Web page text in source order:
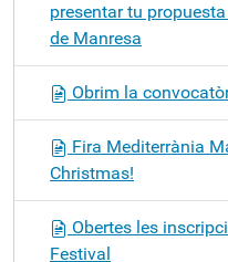
presentar tu
de Manresa
Obrim la
Fira Mediterrània
Christmas!
Obertes les
Festival